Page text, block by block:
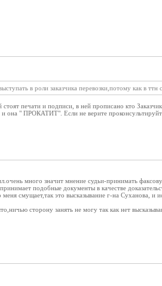
в роли заказчика перевозки,потому как в
печати и подписи, в ней прописано кто
она " ПРОКАТИТ". Если не верите
много значит мнение судьи-принимать
подобные документы в качестве
смущает,так это высказывание г-на Суханова, и
сторону занять не могу так как нет